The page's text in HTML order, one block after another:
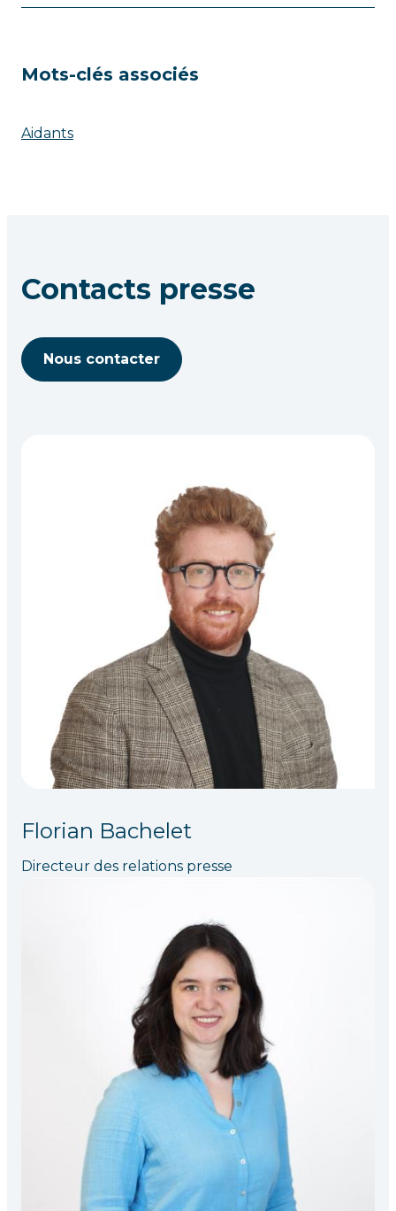
Mots-clés associés
Aidants
Contacts presse
Nous contacter
Florian Bachelet
Directeur des relations presse